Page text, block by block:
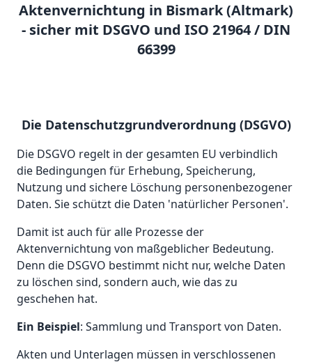
Aktenvernichtung in Bismark (Altmark)
- sicher mit DSGVO und ISO 21964 / DIN
66399
Die Datenschutzgrundverordnung (DSGVO)
Die DSGVO regelt in der gesamten EU verbindlich
die Bedingungen für Erhebung, Speicherung,
Nutzung und sichere Löschung personenbezogener
Daten. Sie schützt die Daten 'natürlicher Personen'.
Damit ist auch für alle Prozesse der
Aktenvernichtung von maßgeblicher Bedeutung.
Denn die DSGVO bestimmt nicht nur, welche Daten
zu löschen sind, sondern auch, wie das zu
geschehen hat.
Ein Beispiel: Sammlung und Transport von Daten.
Akten und Unterlagen müssen in verschlossenen